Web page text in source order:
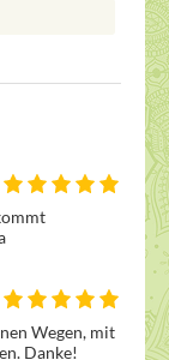
Wegen, mit
Danke!